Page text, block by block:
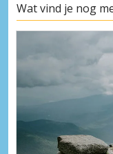
Wat vind je nog